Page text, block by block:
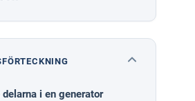
i en generator